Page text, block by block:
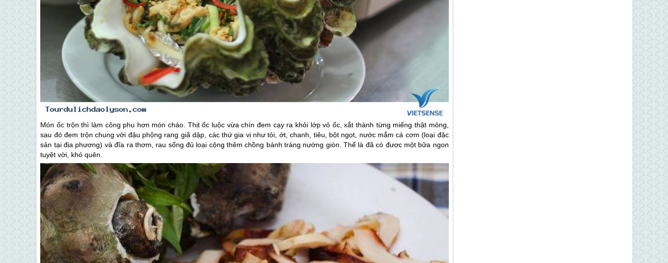
Món ốc trộn thì làm công phu hơn món cháo. Thịt ốc luộc vừa chín đem cạy ra khỏi lớp vỏ ốc, xắt thành từng miếng thật mỏng,
sau đó đem trộn chung với đậu phộng rang giã dập, các thứ gia vị như tỏi, ớt, chanh, tiêu, bột ngọt, nước mắm cá cơm (loại đặc
sản tại địa phương) và đĩa ra thơm, rau sống đủ loại cộng thêm chồng bánh tráng nướng giòn. Thế là đã có được một bữa ngon
tuyệt vời, khó quên.